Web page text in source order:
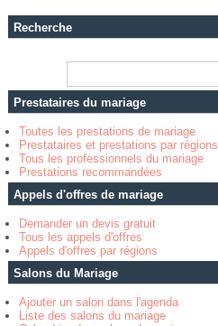
Recherche
Prestataires du mariage
Toutes les prestations de mariage
Prestataires et prestations par régions
Tous les professionnels du mariage
Prestations recommandées
Appels d'offres de mariage
Demander un devis gratuit
Tous les appels d'offres
Appels d'offres par régions
Salons du Mariage
Ajouter un salon dans l'agenda
Liste des salons du mariage